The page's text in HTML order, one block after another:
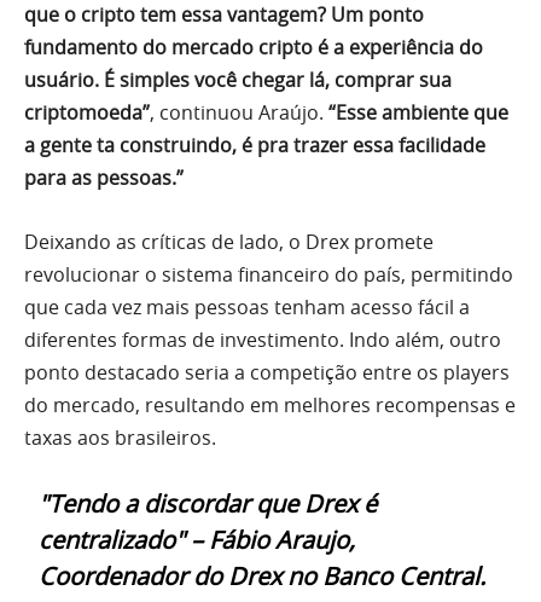
que o cripto tem essa vantagem? Um ponto
fundamento do mercado cripto é a experiência do
usuário. É simples você chegar lá, comprar sua
criptomoeda”, continuou Araújo. “Esse ambiente que
a gente ta construindo, é pra trazer essa facilidade
para as pessoas.”
Deixando as críticas de lado, o Drex promete
revolucionar o sistema financeiro do país, permitindo
que cada vez mais pessoas tenham acesso fácil a
diferentes formas de investimento. Indo além, outro
ponto destacado seria a competição entre os players
do mercado, resultando em melhores recompensas e
taxas aos brasileiros.
"Tendo a discordar que Drex é
centralizado" – Fábio Araujo,
Coordenador do Drex no Banco Central.